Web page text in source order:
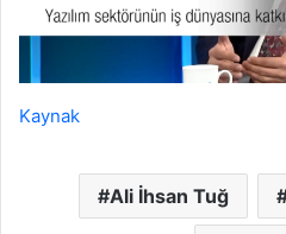
Kaynak
Ali İhsan Tuğ